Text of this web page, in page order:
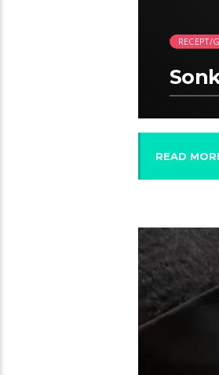
RECEPT/
READ